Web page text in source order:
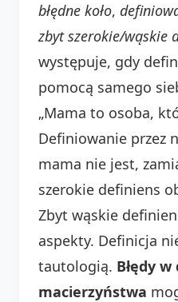
błędne koło,
zbyt szerokie/wąskie
występuje, gdy
pomocą samego
„Mama to osoba,
Definiowanie przez
mama nie jest,
szerokie definiens
Zbyt wąskie
aspekty. Definicja
tautologią. Błędy
macierzyństwa